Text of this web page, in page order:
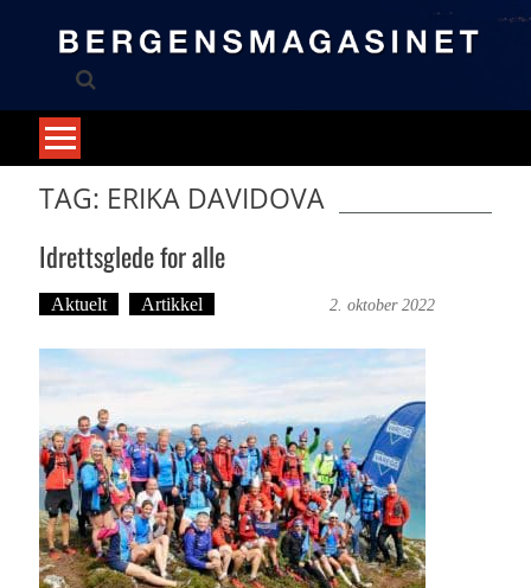
TAG: ERIKA DAVIDOVA
Idrettsglede for alle
Aktuelt Artikkel 2. oktober 2022